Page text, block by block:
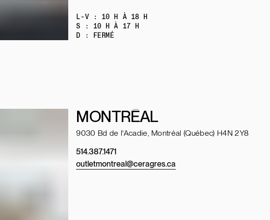
L-V : 10 H À 18 H
S : 10 H À 17 H
D : FERMÉ
MONTRÉAL
9030 Bd de l'Acadie, Montréal (Québec) H4N 2Y8
514.387.1471
outletmontreal@ceragres.ca